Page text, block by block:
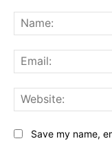
Save my name,